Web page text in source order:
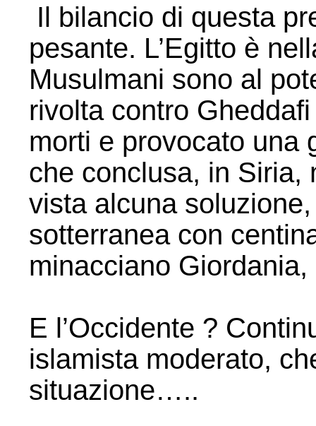
Il bilancio di questa
pesante. L’Egitto è
Musulmani sono al
rivolta contro
morti e provocato una
che conclusa, in Siria,
vista alcuna
sotterranea con
minacciano
E l’Occidente ?
islamista moderato,
situazione…..